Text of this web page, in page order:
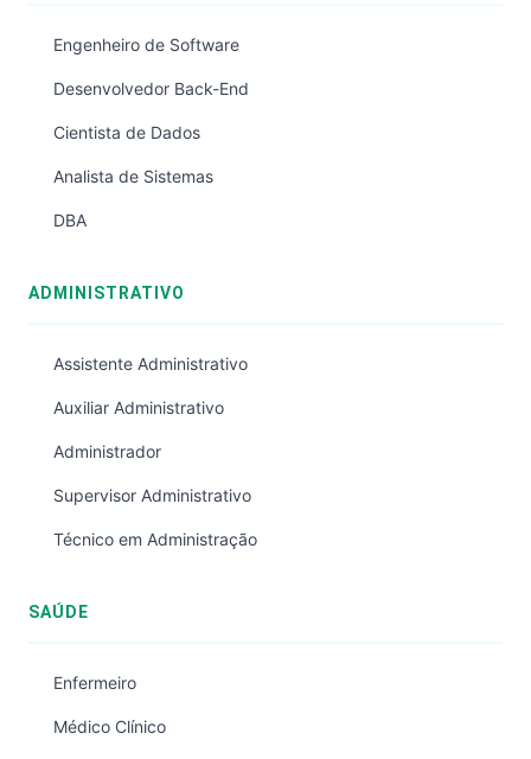
Engenheiro de Software
Desenvolvedor Back-End
Cientista de Dados
Analista de Sistemas
DBA
ADMINISTRATIVO
Assistente Administrativo
Auxiliar Administrativo
Administrador
Supervisor Administrativo
Técnico em Administração
SAÚDE
Enfermeiro
Médico Clínico